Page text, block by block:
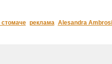
стомаче реклама Alesandra